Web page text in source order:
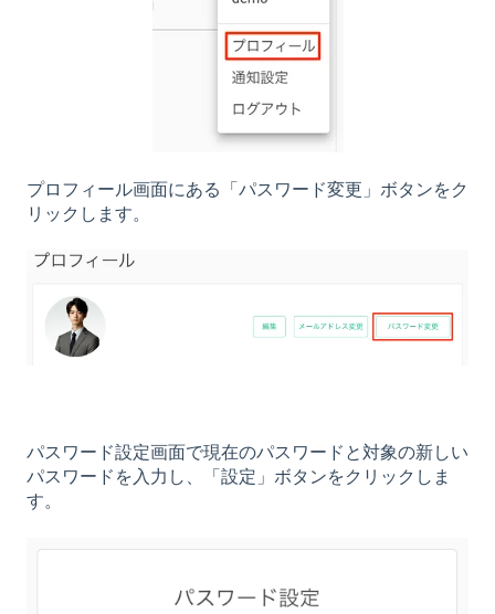
プロフィール画面にある「パスワード変更」ボタンをク
リックします。
パスワード設定画面で現在のパスワードと対象の新しい
パスワードを入力し、「設定」ボタンをクリックしま
す。